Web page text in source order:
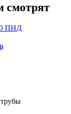
смотрят
i